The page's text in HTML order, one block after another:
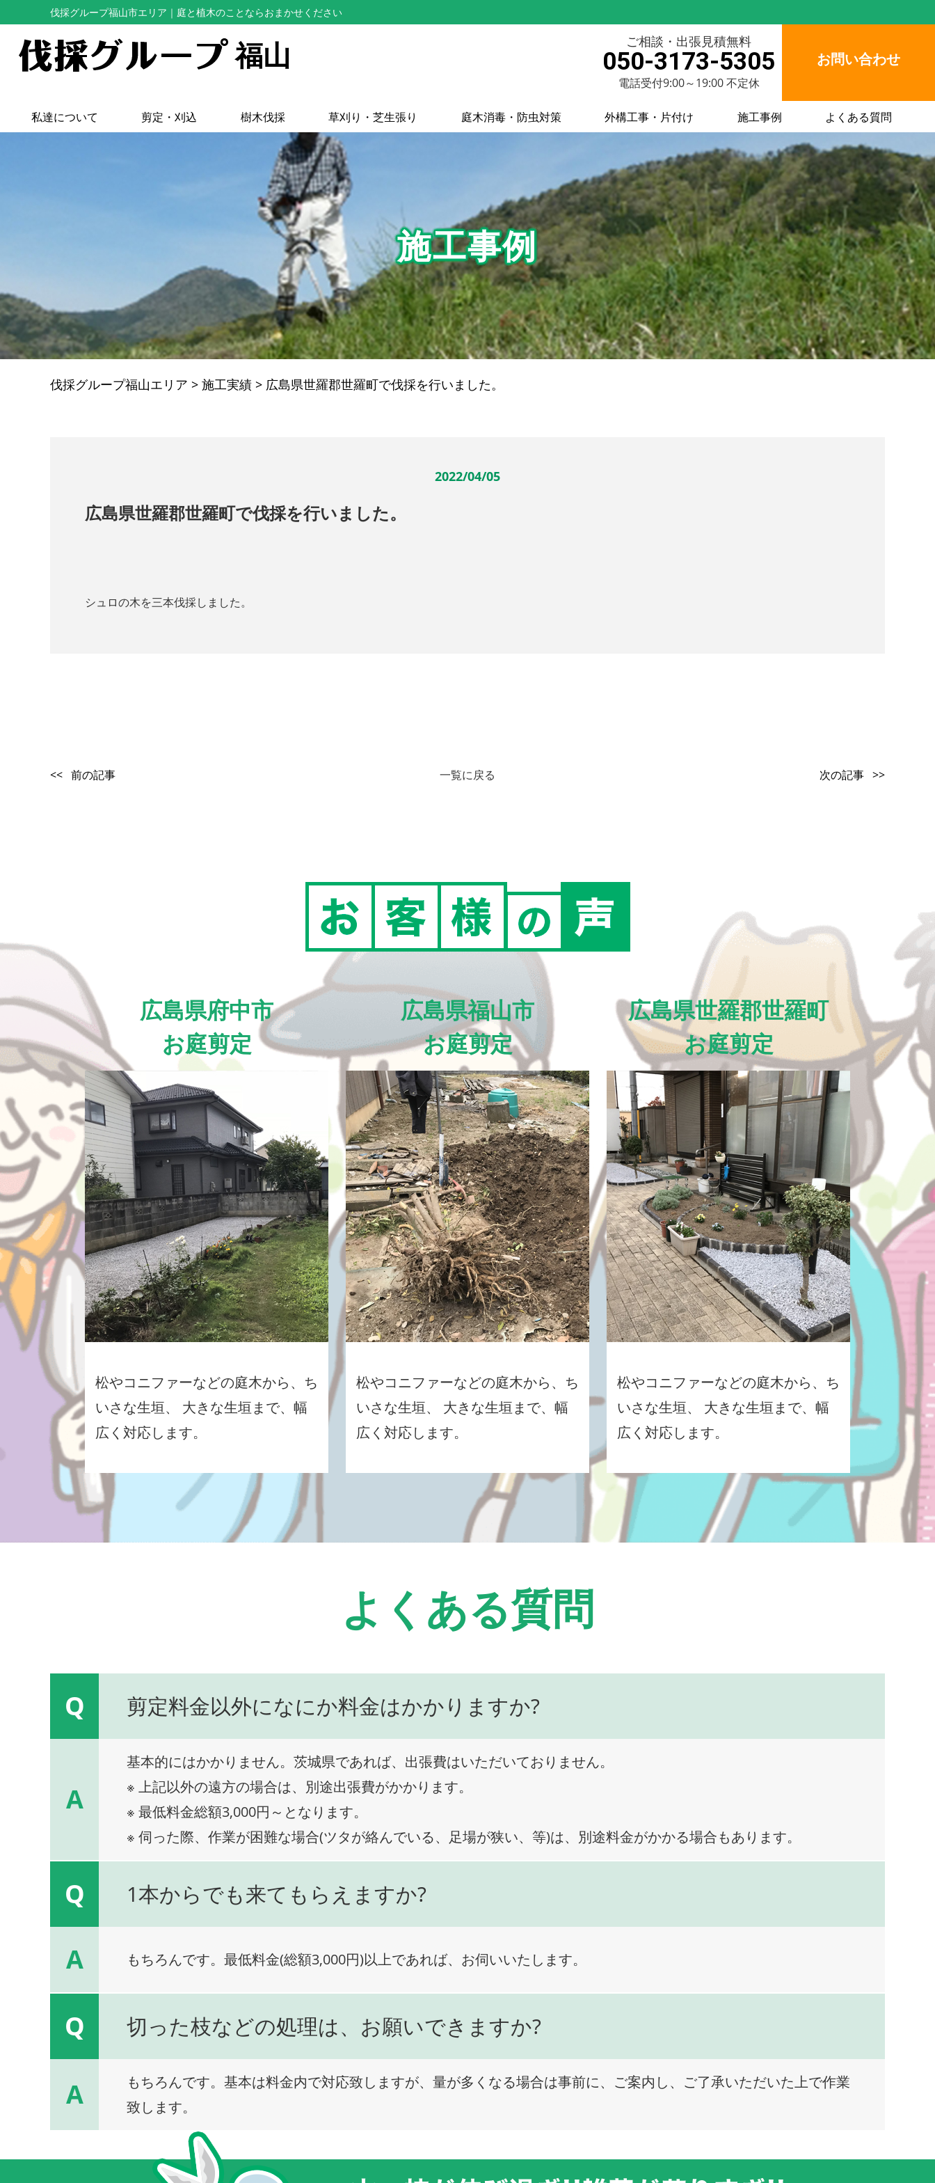
伐採グループ福山市エリア ｜庭と植木のことならおまかせください
福山 ご相談・出張見積無料
050-3173-5305
電話受付9:00～19:00 不定休
お問い合わせ
私達について 剪定・刈込 樹木伐採 草刈り・芝生張り 庭木消毒・防虫対策 外構工事・片付け 施工事例 よくある質問
施工事例
伐採グループ福山エリア > 施工実績 > 広島県世羅郡世羅町で伐採を行いました。
2022/04/05
広島県世羅郡世羅町で伐採を行いました。
シュロの木を三本伐採しました。
<< 前の記事 一覧に戻る 次の記事 >>
広島県府中市
お庭剪定
松やコニファーなどの庭木から、ち
いさな生垣、 大きな生垣まで、幅
広く対応します。
広島県福山市
お庭剪定
松やコニファーなどの庭木から、ち
いさな生垣、 大きな生垣まで、幅
広く対応します。
広島県世羅郡世羅町
お庭剪定
松やコニファーなどの庭木から、ち
いさな生垣、 大きな生垣まで、幅
広く対応します。
よくある質問
Q 剪定料金以外になにか料金はかかりますか?
A
基本的にはかかりません。茨城県であれば、出張費はいただいておりません。
※ 上記以外の遠方の場合は、別途出張費がかかります。
※ 最低料金総額3,000円～となります。
※ 伺った際、作業が困難な場合(ツタが絡んでいる、足場が狭い、等)は、別途料金がかかる場合もあります。
Q 1本からでも来てもらえますか?
A もちろんです。最低料金(総額3,000円)以上であれば、お伺いいたします。
Q 切った枝などの処理は、お願いできますか?
A
もちろんです。基本は料金内で対応致しますが、量が多くなる場合は事前に、ご案内し、ご了承いただいた上で作業
致します。